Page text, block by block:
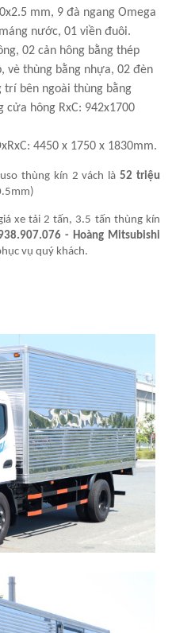
mm, 9 đà ngang Omega
nước, 01 viền đuôi.
02 cản hông bằng thép
vè thùng bằng nhựa, 02 đèn
bên ngoài thùng bằng
hông RxC: 942x1700
4450 x 1750 x 1830mm.
thùng kín 2 vách là52 triệu
xe tải 2 tấn, 3.5 tấn thùng kín
- Hoàng Mitsubishi
vụ quý khách.